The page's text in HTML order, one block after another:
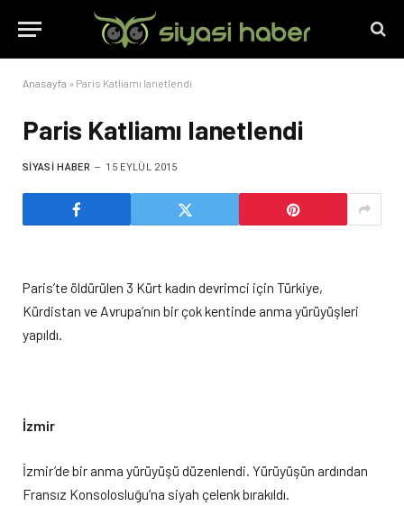
Anasayfa » Paris Katliamı lanetlendi
Paris Katliamı lanetlendi
SIYASI HABER 15 EYLÜL 2015
Paris’te öldürülen 3 Kürt kadın devrimci için Türkiye,
Kürdistan ve Avrupa’nın bir çok kentinde anma yürüyüşleri
yapıldı.
İzmir
İzmir’de bir anma yürüyüşü düzenlendi. Yürüyüşün ardından
Fransız Konsolosluğu’na siyah çelenk bırakıldı.